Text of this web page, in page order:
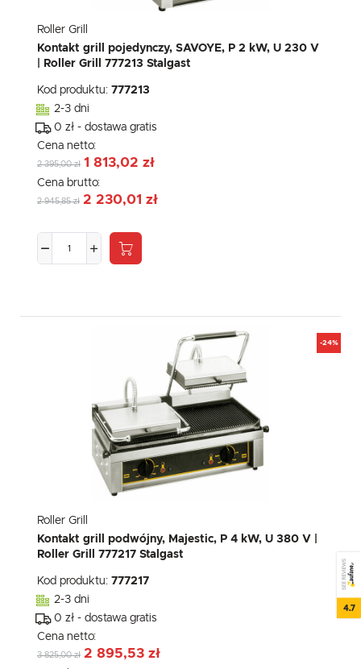
Roller Grill
Kontakt grill pojedynczy, SAVOYE, P 2 kW, U 230 V
| Roller Grill 777213 Stalgast
Kod produktu: 777213
2-3 dni
0 zł - dostawa gratis
Cena netto:
2 395,00 zł 1 813,02 zł
Cena brutto:
2 945,85 zł 2 230,01 zł
-24%
Roller Grill
Kontakt grill podwójny, Majestic, P 4 kW, U 380 V |
Roller Grill 777217 Stalgast
Kod produktu: 777217
2-3 dni
0 zł - dostawa gratis
Cena netto:
3 825,00 zł 2 895,53 zł
SEE REVIEWS
4.7